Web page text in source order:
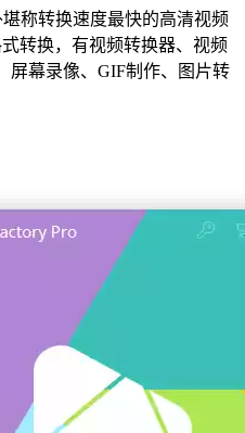
堪称转换速度最快的高清视频
转换，有视频转换器、视频
屏幕录像、GIF制作、图片转